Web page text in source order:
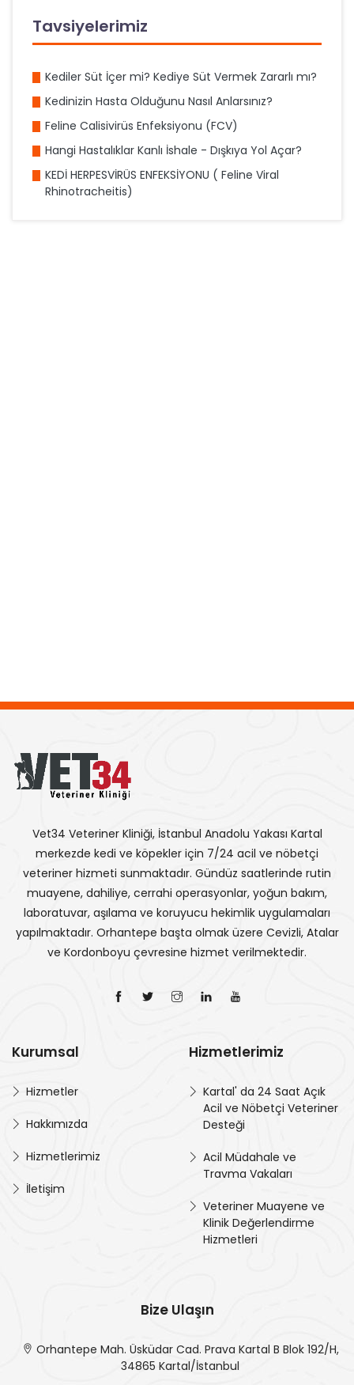
Tavsiyelerimiz
Kediler Süt İçer mi? Kediye Süt Vermek Zararlı mı?
Kedinizin Hasta Olduğunu Nasıl Anlarsınız?
Feline Calisivirüs Enfeksiyonu (FCV)
Hangi Hastalıklar Kanlı İshale - Dışkıya Yol Açar?
KEDİ HERPESVİRÜS ENFEKSİYONU ( Feline Viral
Rhinotracheitis)
Vet34 Veteriner Kliniği, İstanbul Anadolu Yakası Kartal
merkezde kedi ve köpekler için 7/24 acil ve nöbetçi
veteriner hizmeti sunmaktadır. Gündüz saatlerinde rutin
muayene, dahiliye, cerrahi operasyonlar, yoğun bakım,
laboratuvar, aşılama ve koruyucu hekimlik uygulamaları
yapılmaktadır. Orhantepe başta olmak üzere Cevizli, Atalar
ve Kordonboyu çevresine hizmet verilmektedir.
Kurumsal
Hizmetler
Hakkımızda
Hizmetlerimiz
İletişim
Hizmetlerimiz
Kartal' da 24 Saat Açık
Acil ve Nöbetçi Veteriner
Desteği
Acil Müdahale ve
Travma Vakaları
Veteriner Muayene ve
Klinik Değerlendirme
Hizmetleri
Bize Ulaşın
Orhantepe Mah. Üsküdar Cad. Prava Kartal B Blok 192/H,
34865 Kartal/İstanbul